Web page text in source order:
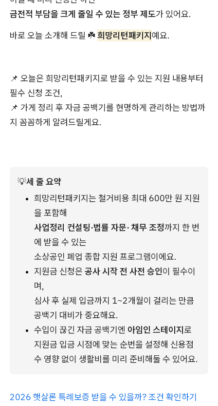
금전적 부담을 크게 줄일 수 있는 정부 제도가 있어요.
바로 오늘 소개해 드릴 ☘️희망리턴패키지예요.
📌 오늘은 희망리턴패키지로 받을 수 있는 지원 내용부터
필수 신청 조건,
📌 가게 정리 후 자금 공백기를 현명하게 관리하는 방법까
지 꼼꼼하게 알려드릴게요.
💡세 줄 요약
희망리턴패키지는 철거비용 최대 600만 원 지원
을 포함해
사업정리 컨설팅·법률 자문· 채무 조정까지 한 번
에 받을 수 있는
소상공인 폐업 종합 지원 프로그램이에요.
지원금 신청은 공사 시작 전 사전 승인이 필수이
며,
심사 후 실제 입금까지 1~2개월이 걸리는 만큼
공백기 대비가 중요해요.
수입이 끊긴 자금 공백기엔 아임인 스테이지로
지원금 입금 시점에 맞는 순번을 설정해 신용점
수 영향 없이 생활비를 미리 준비해둘 수 있어요.
2026 햇살론 특례보증 받을 수 있을까? 조건 확인하기